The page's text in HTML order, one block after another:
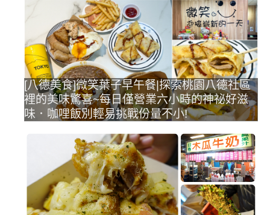
[八德美食]微笑葉子早午餐|探索桃園八德社區
裡的美味驚喜~每日僅營業六小時的神祕好滋
味．咖哩飯別輕易挑戰份量不小!